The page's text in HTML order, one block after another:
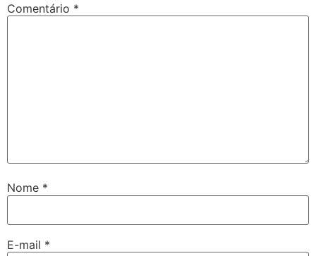
Comentário *
Nome *
E-mail *